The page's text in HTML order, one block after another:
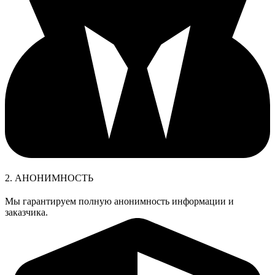
2. АНОНИМНОСТЬ
Мы гарантируем полную анонимность информации и
заказчика.